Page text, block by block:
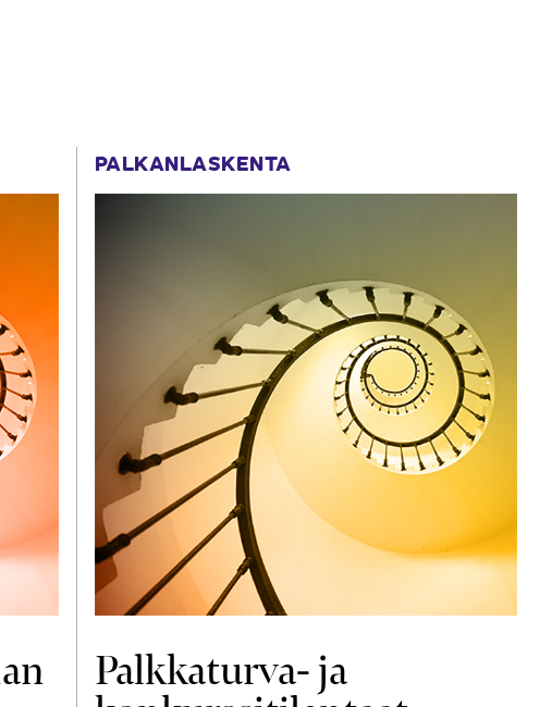
PALKANLASKENTA
Palkkaturva- ja